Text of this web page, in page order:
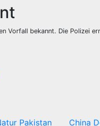
Vorfall bekannt. Die Polizei
Pakistan China